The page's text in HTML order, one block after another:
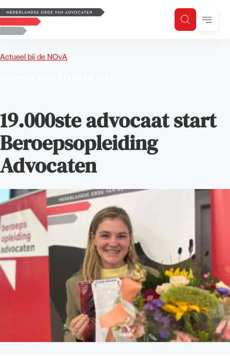
Logo, to the homepage
ZoekenMenu
Actueel bij de NOvA
19.000ste advocaat start
Beroepsopleiding
Advocaten
Zoeken
Zoek op trefwoord
Uitgelicht